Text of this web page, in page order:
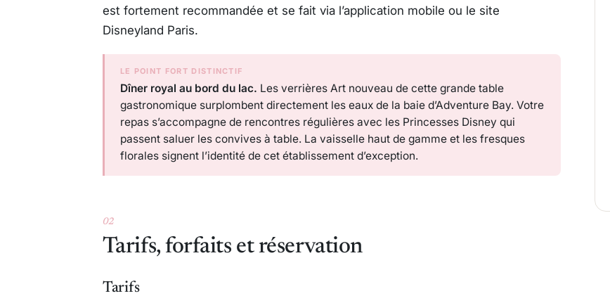
est fortement recommandée et se fait via l’application mobile ou le site
Disneyland Paris.
LE POINT FORT DISTINCTIF
Dîner royal au bord du lac. Les verrières Art nouveau de cette grande table
gastronomique surplombent directement les eaux de la baie d’Adventure Bay. Votre
repas s’accompagne de rencontres régulières avec les Princesses Disney qui
passent saluer les convives à table. La vaisselle haut de gamme et les fresques
florales signent l’identité de cet établissement d’exception.
02
Tarifs, forfaits et réservation
Tarifs